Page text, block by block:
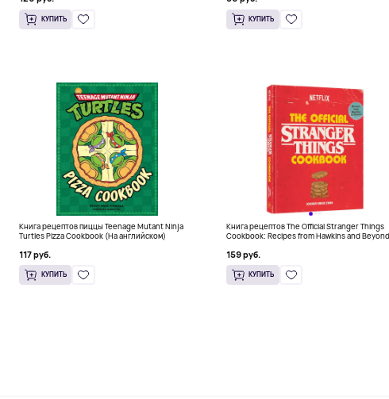
КУПИТЬ КУПИТЬ
Книга рецептов пиццы Teenage Mutant Ninja
Turtles Pizza Cookbook (На английском)
117 руб.
КУПИТЬ
Книга рецептов The Official Stranger Things
Cookbook: Recipes from Hawkins and
159 руб.
КУПИТЬ